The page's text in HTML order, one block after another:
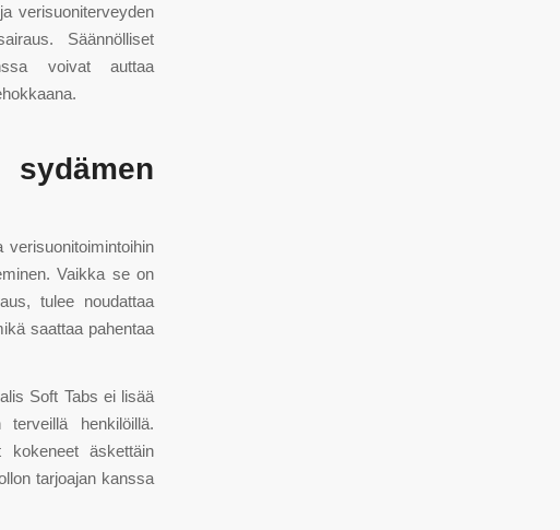
verisuoniterveyden
Säännölliset
voivat auttaa
Vaikka se on
tulee noudattaa
saattaa pahentaa
Soft Tabs ei lisää
henkilöillä.
äskettäin
tarjoajan kanssa